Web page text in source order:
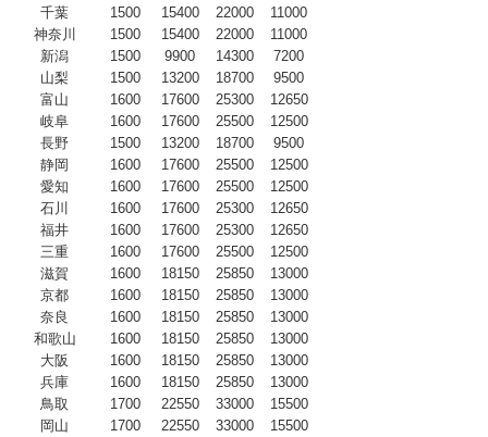
千葉
1500 15400 22000
11000
神奈川
1500 15400 22000
11000
新潟
1500 9900 14300
7200
山梨
1500 13200 18700
9500
富山
1600 17600 25300
12650
岐阜
1600 17600 25500
12500
長野
1500 13200 18700
9500
静岡
1600 17600 25500
12500
愛知
1600 17600 25500
12500
石川
1600 17600 25300
12650
福井
1600 17600 25300
12650
三重
1600 17600 25500
12500
滋賀
1600 18150 25850
13000
京都
1600 18150 25850
13000
奈良
1600 18150 25850
13000
和歌山
1600 18150 25850
13000
大阪
1600 18150 25850
13000
兵庫
1600 18150 25850
13000
鳥取
1700 22550 33000
15500
岡山
1700 22550 33000
15500